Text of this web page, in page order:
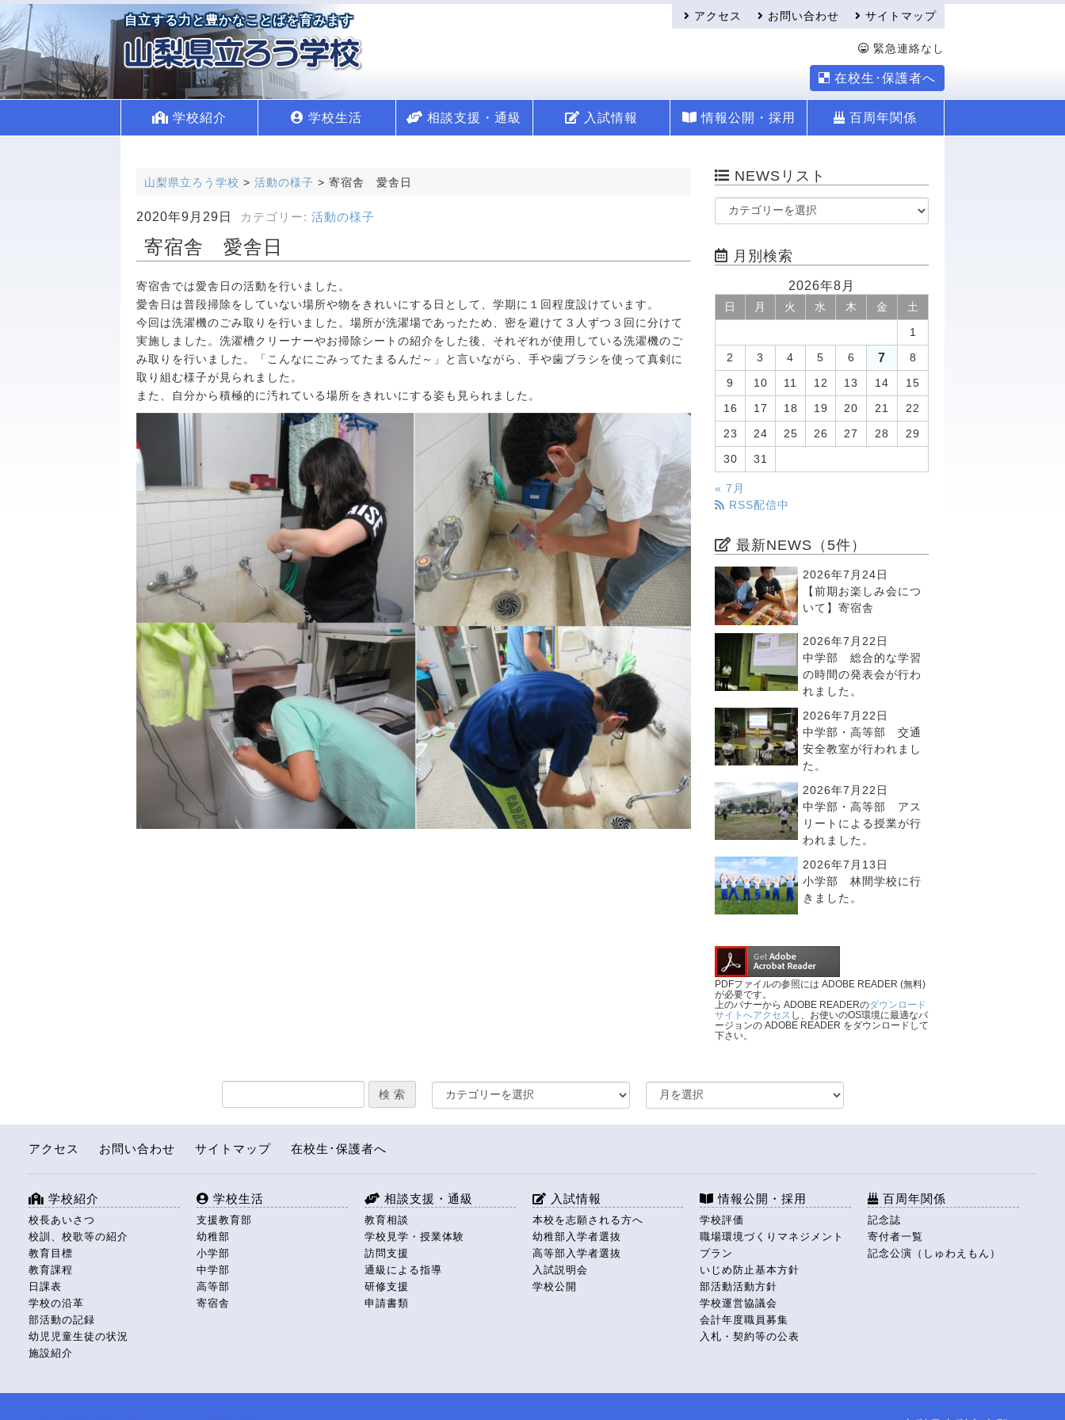
自立する力と豊かなことばを育みます サイトマップ
お問い合わせ
アクセス
緊急連絡なし
在校生･保護者へ
学校紹介 学校生活 相談支援・通級 入試情報 情報公開・採用 百周年関係
山梨県立ろう学校 > 活動の様子 > 寄宿舎 愛舎日
2020年9月29日 カテゴリー: 活動の様子
寄宿舎 愛舎日
寄宿舎では愛舎日の活動を行いました。
愛舎日は普段掃除をしていない場所や物をきれいにする日として、学期に１回程度設けています。
今回は洗濯機のごみ取りを行いました。場所が洗濯場であったため、密を避けて３人ずつ３回に分けて
実施しました。洗濯槽クリーナーやお掃除シートの紹介をした後、それぞれが使用している洗濯機のご
み取りを行いました。「こんなにごみってたまるんだ～」と言いながら、手や歯ブラシを使って真剣に
取り組む様子が見られました。
また、自分から積極的に汚れている場所をきれいにする姿も見られました。
NEWSリスト
月別検索
2026年8月
日 月 火 水 木 金 土
1
2 3 4 5 6 7 8
9 10 11 12 13 14 15
16 17 18 19 20 21 22
23 24 25 26 27 28 29
30 31
« 7月
RSS配信中
最新NEWS（5件）
2026年7月24日
【前期お楽しみ会につ
いて】寄宿舎
2026年7月22日
中学部 総合的な学習
の時間の発表会が行わ
れました。
2026年7月22日
中学部・高等部 交通
安全教室が行われまし
た。
2026年7月22日
中学部・高等部 アス
リートによる授業が行
われました。
2026年7月13日
小学部 林間学校に行
きました。
PDFファイルの参照には ADOBE READER (無料)
が必要です。
上のバナーから ADOBE READERのダウンロード
サイトへアクセス し、お使いのOS環境に最適なバ
ージョンの ADOBE READER をダウンロードして
下さい。
アクセス お問い合わせ サイトマップ 在校生･保護者へ
学校紹介
校長あいさつ
校訓、校歌等の紹介
教育目標
教育課程
日課表
学校の沿革
部活動の記録
幼児児童生徒の状況
施設紹介
学校生活
支援教育部
幼稚部
小学部
中学部
高等部
寄宿舎
相談支援・通級
教育相談
学校見学・授業体験
訪問支援
通級による指導
研修支援
申請書類
入試情報
本校を志願される方へ
幼稚部入学者選抜
高等部入学者選抜
入試説明会
学校公開
情報公開・採用
学校評価
職場環境づくりマネジメント
プラン
いじめ防止基本方針
部活動活動方針
学校運営協議会
会計年度職員募集
入札・契約等の公表
百周年関係
記念誌
寄付者一覧
記念公演（しゅわえもん）